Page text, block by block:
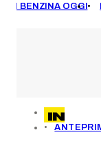
BENZINA OGGI